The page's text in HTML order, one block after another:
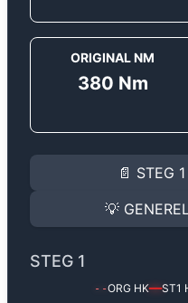
ORIGINAL NM
380 Nm
📄 STEG 1
INFORMATION
Steg 1
Effekten ökar från180
(+40 hk & +80 Nm).
Ger mer effekt, högre
Steg 1
💡
✅ All mjukvara är
✅ Felsökning inann
STEG 1
--ORG HK━━ST1